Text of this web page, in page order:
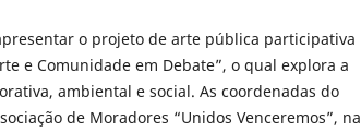
o projeto de arte pública participativa
e Comunidade em Debate”, o qual explora a
ambiental e social. As coordenadas do
de Moradores “Unidos Venceremos”, na